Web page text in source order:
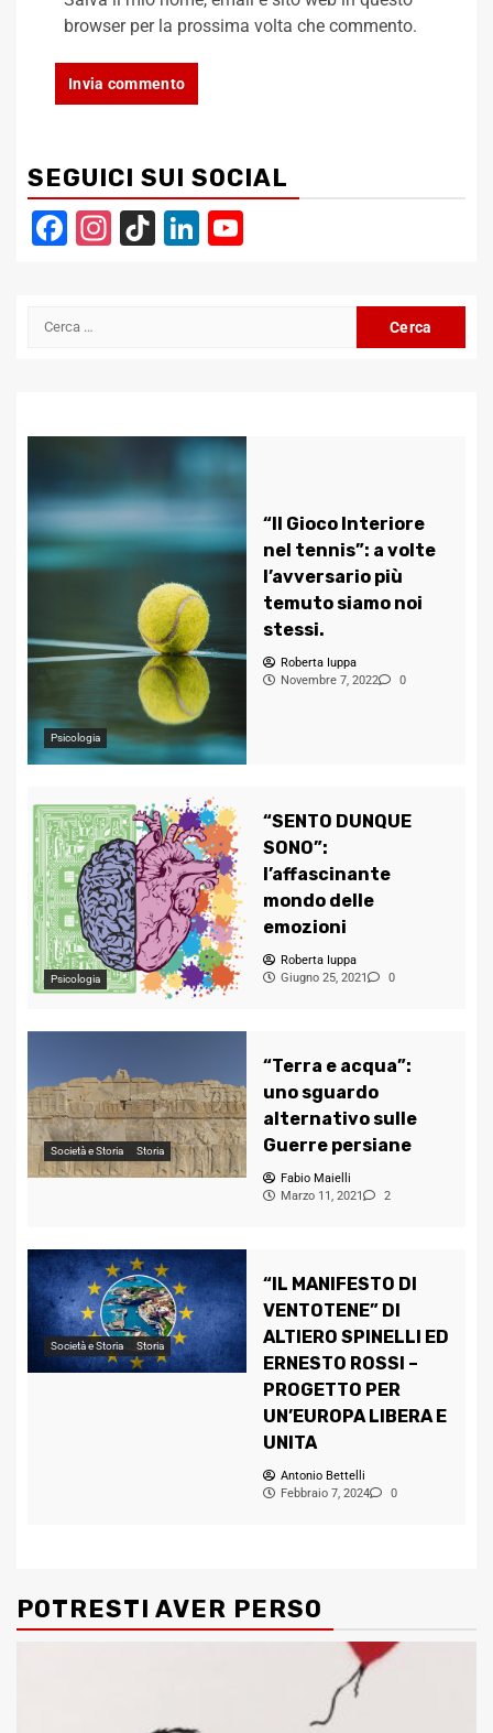
browser per la prossima volta che commento.
SEGUICI SUI SOCIAL
Facebook
Instagram
TikTokLinkedIn
Ricerca
Psicologia
“Il Gioco Interiore
nel tennis”: a volte
l’avversario più
temuto siamo noi
stessi.
Roberta Iuppa
Novembre 7, 2022
0
Psicologia
“SENTO DUNQUE
SONO”:
l’affascinante
mondo delle
emozioni
Roberta Iuppa
Giugno 25, 2021
0
Società e Storia Storia
“Terra e acqua”:
uno sguardo
alternativo sulle
Guerre persiane
Fabio Maielli
Marzo 11, 2021
2
Società e Storia Storia
“IL MANIFESTO DI
VENTOTENE” DI
ALTIERO SPINELLI ED
ERNESTO ROSSI –
PROGETTO PER
UN’EUROPA LIBERA E
UNITA
Antonio Bettelli
Febbraio 7, 2024
0
POTRESTI AVER PERSO